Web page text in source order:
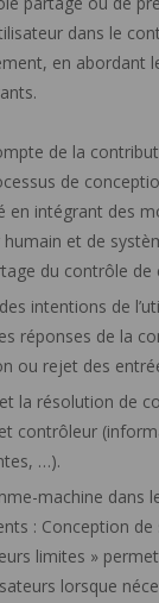
dans le
en abordant
de la
de
en intégrant des
humain et de
du contrôle de
intentions de
réponses de la
ou rejet des
la résolution de
contrôleur
…).
machine dans
: Conception de
limites »
lorsque